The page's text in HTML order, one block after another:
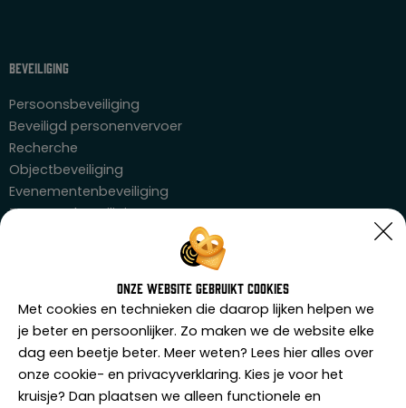
Beveiliging
Persoonsbeveiliging
Beveiligd personenvervoer
Recherche
Objectbeveiliging
Evenementenbeveiliging
Transportbeveiliging
Horecaportier
Agressietraining
Weerbaarheidstraining
Zorgbeveiliger
Onze website gebruikt cookies
Met cookies en technieken die daarop lijken helpen we
je beter en persoonlijker. Zo maken we de website elke
dag een beetje beter. Meer weten? Lees hier alles over
onze cookie- en privacyverklaring. Kies je voor het
kruisje? Dan plaatsen we alleen functionele en